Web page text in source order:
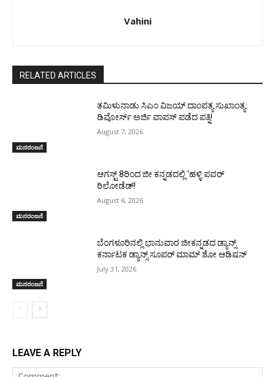
Vahini
RELATED ARTICLES
ಮನರಂಜನೆ
ತಮಿಳುನಾಡು ಸಿಎಂ ವಿಜಯ್‌ ದಾಂಪತ್ಯ ಸುಖಾಂತ್ಯ:
ಡಿವೋರ್ಸ್‌ ಅರ್ಜಿ ವಾಪಸ್‌ ಪಡೆದ ಪತ್ನಿ!
August 7, 2026
ಮನರಂಜನೆ
ಆಗಸ್ಟ್ 8ರಿಂದ ಜೀ ಕನ್ನಡದಲ್ಲಿ ‘ಹಳ್ಳಿ ಪವರ್
ರಿಲೋಡೆಡ್!
August 6, 2026
ಮನರಂಜನೆ
ಬೆಂಗಳೂರಿನಲ್ಲಿ ಭಾನುವಾರ ಜೀಕನ್ನಡದ ಡ್ಯಾನ್ಸ್
ಕರ್ನಾಟಕ ಡ್ಯಾನ್ಸ್ ಸೂಪರ್ ಮಾಮ್ ಶೋ ಆಡಿಷನ್
July 31, 2026
LEAVE A REPLY